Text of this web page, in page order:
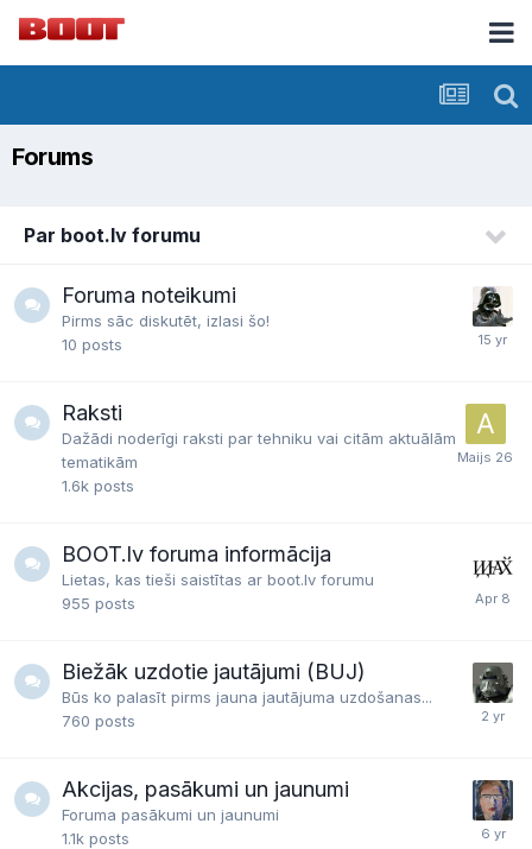
Forums
Par boot.lv forumu
Foruma noteikumi
Pirms sāc diskutēt, izlasi šo!
10 posts
Raksti
Dažādi noderīgi raksti par tehniku vai citām aktuālām
tematikām
1.6k posts
BOOT.lv foruma informācija
Lietas, kas tieši saistītas ar boot.lv forumu
955 posts
Biežāk uzdotie jautājumi (BUJ)
Būs ko palasīt pirms jauna jautājuma uzdošanas...
760 posts
Akcijas, pasākumi un jaunumi
Foruma pasākumi un jaunumi
1.1k posts